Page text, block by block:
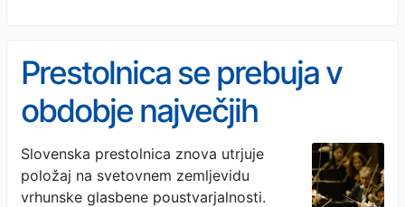
Prestolnica se prebuja v
obdobje največjih
dirigentskih avtoritet
našega časa
Slovenska prestolnica znova utrjuje
položaj na svetovnem zemljevidu
vrhunske glasbene poustvarjalnosti.